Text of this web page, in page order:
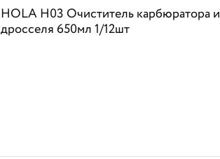
HOLA H03 Очиститель карбюратора и
дросселя 650мл 1/12шт